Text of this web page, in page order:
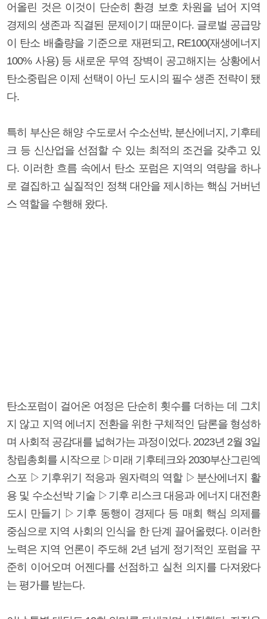
어올린 것은 이것이 단순히 환경 보호 차원을 넘어 지역
경제의 생존과 직결된 문제이기 때문이다. 글로벌 공급망
이 탄소 배출량을 기준으로 재편되고, RE100(재생에너지
100% 사용) 등 새로운 무역 장벽이 공고해지는 상황에서
탄소중립은 이제 선택이 아닌 도시의 필수 생존 전략이 됐
다.
특히 부산은 해양 수도로서 수소선박, 분산에너지, 기후테
크 등 신산업을 선점할 수 있는 최적의 조건을 갖추고 있
다. 이러한 흐름 속에서 탄소 포럼은 지역의 역량을 하나
로 결집하고 실질적인 정책 대안을 제시하는 핵심 거버넌
스 역할을 수행해 왔다.
탄소포럼이 걸어온 여정은 단순히 횟수를 더하는 데 그치
지 않고 지역 에너지 전환을 위한 구체적인 담론을 형성하
며 사회적 공감대를 넓혀가는 과정이었다. 2023년 2월 3일
창립총회를 시작으로 ▷미래 기후테크와 2030부산그린엑
스포 ▷기후위기 적응과 원자력의 역할 ▷분산에너지 활
용 및 수소선박 기술 ▷기후 리스크 대응과 에너지 대전환
도시 만들기 ▷기후 동행이 경제다 등 매회 핵심 의제를
중심으로 지역 사회의 인식을 한 단계 끌어올렸다. 이러한
노력은 지역 언론이 주도해 2년 넘게 정기적인 포럼을 꾸
준히 이어오며 어젠다를 선점하고 실천 의지를 다져왔다
는 평가를 받는다.